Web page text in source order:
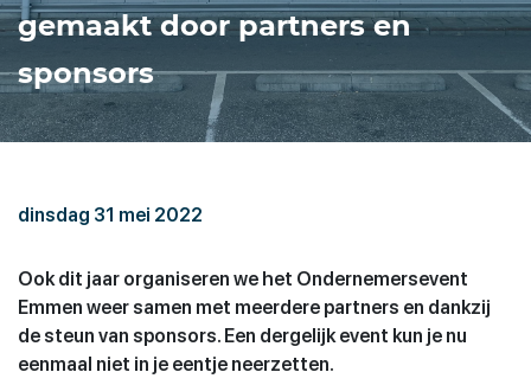
gemaakt door partners en
sponsors
dinsdag 31 mei 2022
Ook dit jaar organiseren we het Ondernemersevent
Emmen weer samen met meerdere partners en dankzij
de steun van sponsors. Een dergelijk event kun je nu
eenmaal niet in je eentje neerzetten.